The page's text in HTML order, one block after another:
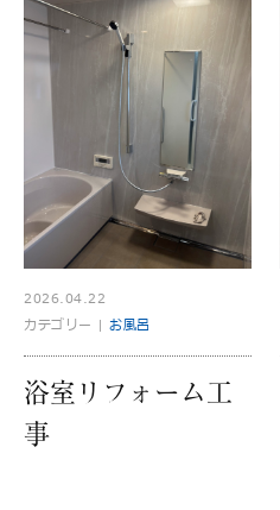
2026.04.22
カテゴリー | お風呂
浴室リフォーム工
事